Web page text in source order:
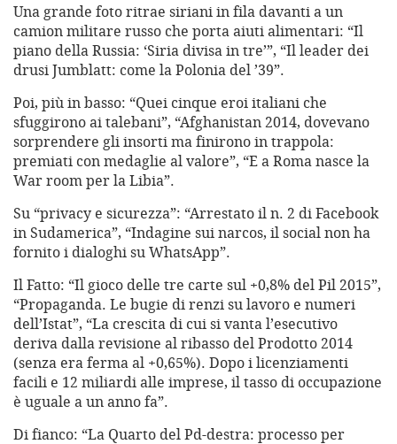
Una grande foto ritrae siriani in fila davanti a un
camion militare russo che porta aiuti alimentari: “Il
piano della Russia: ‘Siria divisa in tre’”, “Il leader dei
drusi Jumblatt: come la Polonia del ’39”.
Poi, più in basso: “Quei cinque eroi italiani che
sfuggirono ai talebani”, “Afghanistan 2014, dovevano
sorprendere gli insorti ma finirono in trappola:
premiati con medaglie al valore”, “E a Roma nasce la
War room per la Libia”.
Su “privacy e sicurezza”: “Arrestato il n. 2 di Facebook
in Sudamerica”, “Indagine sui narcos, il social non ha
fornito i dialoghi su WhatsApp”.
Il Fatto: “Il gioco delle tre carte sul +0,8% del Pil 2015”,
“Propaganda. Le bugie di renzi su lavoro e numeri
dell’Istat”, “La crescita di cui si vanta l’esecutivo
deriva dalla revisione al ribasso del Prodotto 2014
(senza era ferma al +0,65%). Dopo i licenziamenti
facili e 12 miliardi alle imprese, il tasso di occupazione
è uguale a un anno fa”.
Di fianco: “La Quarto del Pd-destra: processo per